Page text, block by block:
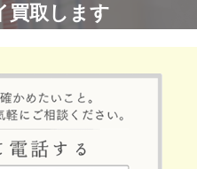
買取します